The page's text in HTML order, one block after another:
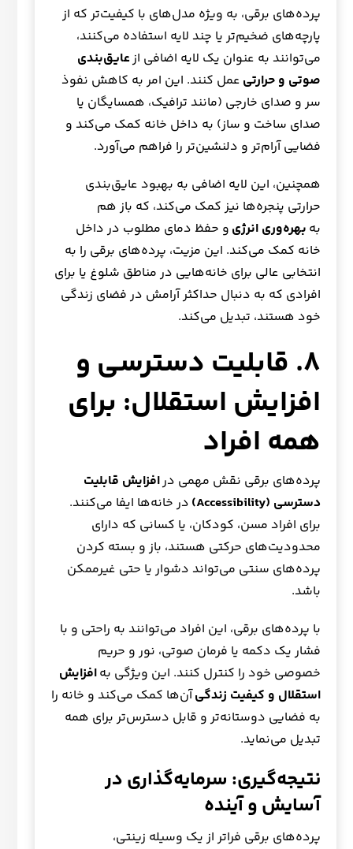
پرده‌های برقی، به ویژه مدل‌های با کیفیت‌تر که از
پارچه‌های ضخیم‌تر یا چند لایه استفاده می‌کنند،
می‌توانند به عنوان یک لایه اضافی ازعایق‌بندی
صوتی و حرارتی عمل کنند. این امر به کاهش نفوذ
سر و صدای خارجی (مانند ترافیک، همسایگان یا
صدای ساخت و ساز) به داخل خانه کمک می‌کند و
فضایی آرام‌تر و دلنشین‌تر را فراهم می‌آورد.
همچنین، این لایه اضافی به بهبود عایق‌بندی
حرارتی پنجره‌ها نیز کمک می‌کند، که باز هم
به بهره‌وری انرژی و حفظ دمای مطلوب در داخل
خانه کمک می‌کند. این مزیت، پرده‌های برقی را به
انتخابی عالی برای خانه‌هایی در مناطق شلوغ یا برای
افرادی که به دنبال حداکثر آرامش در فضای زندگی
خود هستند، تبدیل می‌کند.
۸. قابلیت دسترسی و
افزایش استقلال: برای
همه افراد
پرده‌های برقی نقش مهمی درافزایش قابلیت
دسترسی (Accessibility)
در خانه‌ها ایفا می‌کنند.
برای افراد مسن، کودکان، یا کسانی که دارای
محدودیت‌های حرکتی هستند، باز و بسته کردن
پرده‌های سنتی می‌تواند دشوار یا حتی غیرممکن
باشد.
با پرده‌های برقی، این افراد می‌توانند به راحتی و با
فشار یک دکمه یا فرمان صوتی، نور و حریم
خصوصی خود را کنترل کنند. این ویژگی بهافزایش
استقلال و کیفیت زندگیآن‌ها کمک می‌کند و خانه را
به فضایی دوستانه‌تر و قابل دسترس‌تر برای همه
تبدیل می‌نماید.
نتیجه‌گیری: سرمایه‌گذاری در
آسایش و آینده
پرده‌های برقی فراتر از یک وسیله زینتی،